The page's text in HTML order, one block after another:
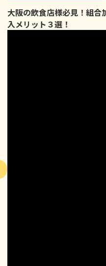
大阪の飲食店様必見！組合
入メリット３選！